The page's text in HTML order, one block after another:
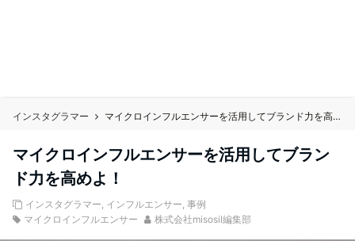
インスタグラマー マイクロインフルエンサーを活用してブランド力を高めよ！
マイクロインフルエンサーを活用してブラン
ド力を高めよ！
インスタグラマー, インフルエンサー, 事例
マイクロインフルエンサー
株式会社misosil編集部